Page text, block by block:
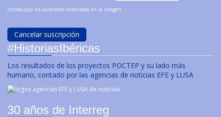
Introduzca los caracteres mostrados en la imagen.
#HistoriasIbéricas
Los resultados de los proyectos POCTEP y su lado más
humano, contado por las agencias de noticias EFE y LUSA
30 años de Interreg